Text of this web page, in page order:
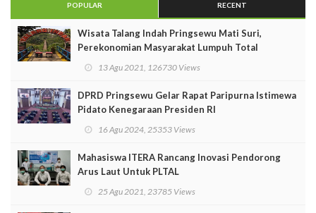
POPULAR RECENT
Wisata Talang Indah Pringsewu Mati Suri,
Perekonomian Masyarakat Lumpuh Total
13 Agu 2021, 126730 Views
DPRD Pringsewu Gelar Rapat Paripurna Istimewa
Pidato Kenegaraan Presiden RI
16 Agu 2024, 25353 Views
Mahasiswa ITERA Rancang Inovasi Pendorong
Arus Laut Untuk PLTAL
25 Agu 2021, 23785 Views